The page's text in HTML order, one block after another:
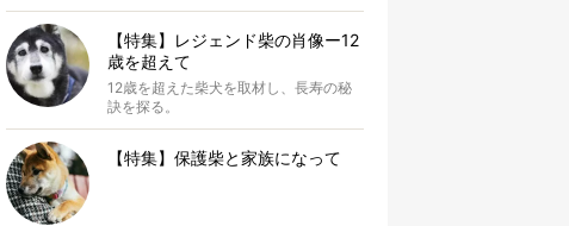
【特集】レジェンド柴の肖像ー12
歳を超えて
12歳を超えた柴犬を取材し、長寿の秘
訣を探る。
【特集】保護柴と家族になって